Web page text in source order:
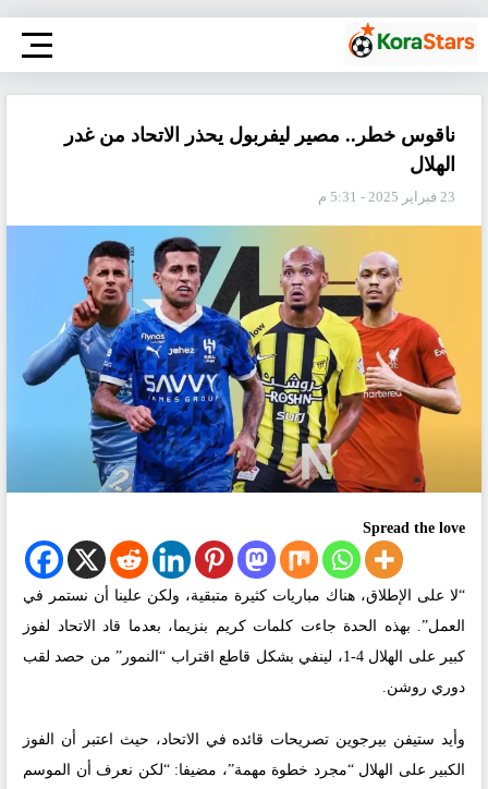
ناقوس خطر.. مصير ليفربول يحذر الاتحاد من غدر
الهلال
23 فبراير 2025 - 5:31 م
Spread the love
“لا على الإطلاق، هناك مباريات كثيرة متبقية، ولكن علينا أن نستمر في
العمل”. بهذه الحدة جاءت كلمات كريم بنزيما، بعدما قاد الاتحاد لفوز
كبير على الهلال 4-1، لينفي بشكل قاطع اقتراب “النمور” من حصد لقب
دوري روشن.
وأيد ستيفن بيرجوين تصريحات قائده في الاتحاد، حيث اعتبر أن الفوز
الكبير على الهلال “مجرد خطوة مهمة”، مضيفا: “لكن نعرف أن الموسم